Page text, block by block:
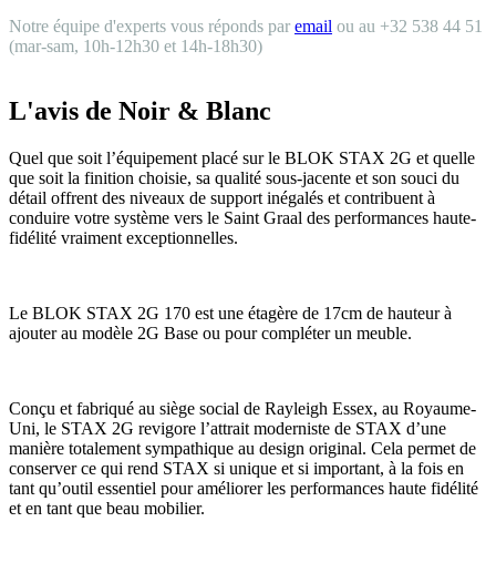
Notre équipe d'experts vous réponds par email ou au +32 538 44 51
(mar-sam, 10h-12h30 et 14h-18h30)
L'avis de Noir & Blanc
Quel que soit l’équipement placé sur le BLOK STAX 2G et quelle
que soit la finition choisie, sa qualité sous-jacente et son souci du
détail offrent des niveaux de support inégalés et contribuent à
conduire votre système vers le Saint Graal des performances haute-
fidélité vraiment exceptionnelles.
Le BLOK STAX 2G 170 est une étagère de 17cm de hauteur à
ajouter au modèle 2G Base ou pour compléter un meuble.
Conçu et fabriqué au siège social de Rayleigh Essex, au Royaume-
Uni, le STAX 2G revigore l’attrait moderniste de STAX d’une
manière totalement sympathique au design original. Cela permet de
conserver ce qui rend STAX si unique et si important, à la fois en
tant qu’outil essentiel pour améliorer les performances haute fidélité
et en tant que beau mobilier.